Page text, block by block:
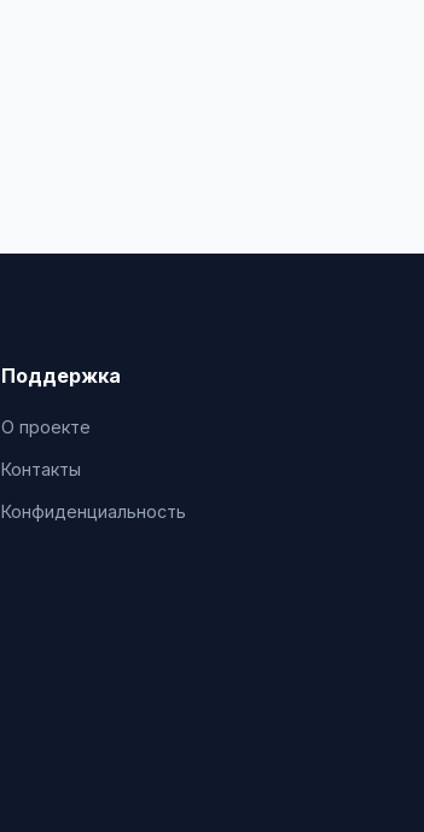
Поддержка
О проекте
Контакты
Конфиденциальность